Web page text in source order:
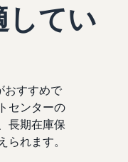
してい
おすすめで
センターの
長期在庫保
れます。